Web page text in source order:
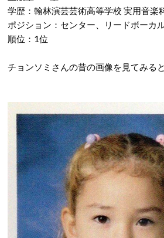
学歴：翰林演芸芸術高等学校 実用音楽
ポジション：センター、リードボーカ
順位：1位
チョンソミさんの昔の画像を見てみる